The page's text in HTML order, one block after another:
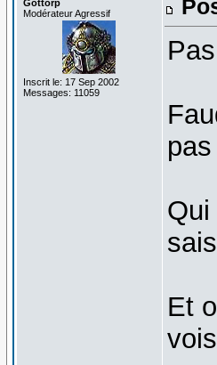
Gottorp
Modérateur Agressif
Inscrit le: 17 Sep 2002
Messages: 11059
Et